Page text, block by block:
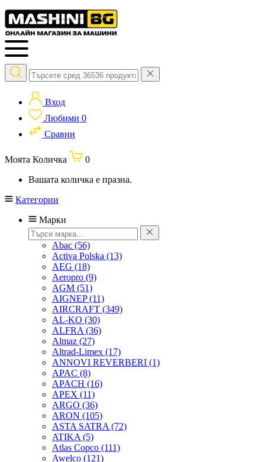
Вход
Любими 0
Сравни
Моята Количка
0
Вашата количка е празна.
Категории
Марки
Abac (56)
Activa Polska (13)
AEG (18)
Aeropro (9)
AGM (51)
AIGNEP(11)
AIRCRAFT (349)
AL-KO (30)
ALFRA (36)
Almaz (27)
Altrad-Limex (17)
ANNOVI REVERBERI (1)
APAC (8)
APACH (16)
APEX (11)
ARGO (36)
ARON (105)
ASTA SATRA (72)
ATIKA (5)
Atlas Copco (111)
Awelco (121)